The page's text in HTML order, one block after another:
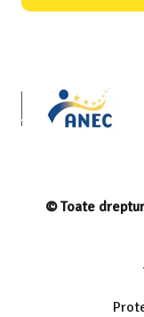
© Toate